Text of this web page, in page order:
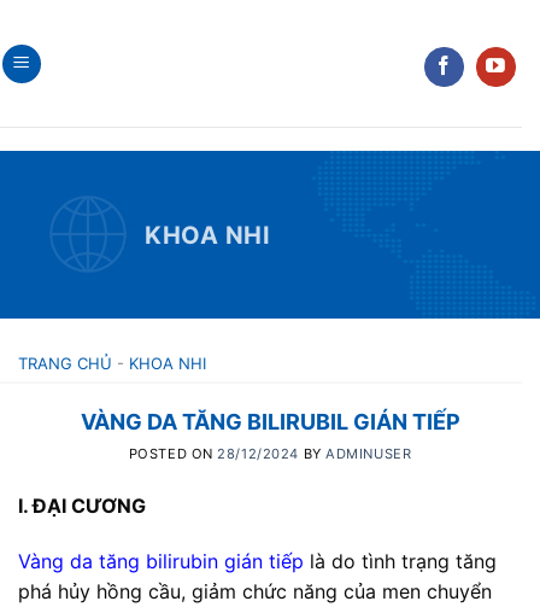
to
content
KHOA NHI
TRANG CHỦ - KHOA NHI
VÀNG DA TĂNG BILIRUBIL GIÁN TIẾP
POSTED ON28/12/2024 BYADMINUSER
I. ĐẠI CƯƠNG
Vàng da tăng bilirubin gián tiếp là do tình trạng tăng
phá hủy hồng cầu, giảm chức năng của men chuyển